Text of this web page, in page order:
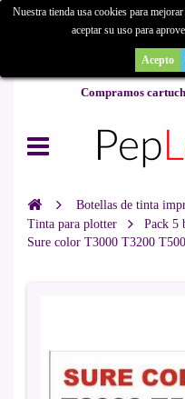
¿Buscas un repuesto de
Compramos
Nuestra tienda usa cookies para
aceptar su uso para
Acepto
Botellas de tinta
Tinta para plotter
Pack 5
Sure color T3000 T3200